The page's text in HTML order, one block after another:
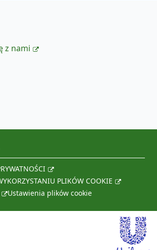
z nami
PLIKÓW COOKIE
Ustawienia plików cookie